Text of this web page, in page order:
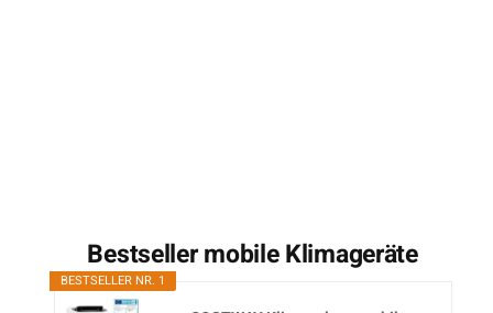
Bestseller mobile Klimageräte
BESTSELLER NR. 1